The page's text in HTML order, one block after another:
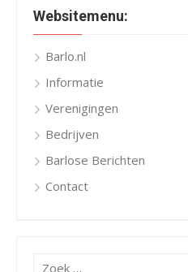
Websitemenu:
Barlo.nl
Informatie
Verenigingen
Bedrijven
Barlose Berichten
Contact
Zoeken